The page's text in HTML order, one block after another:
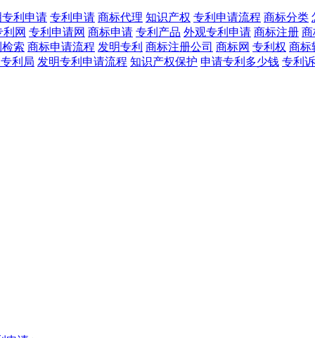
专利申请 专利申请 商标代理 知识产权 专利申请流程 商标分类
利网 专利申请网 商标申请 专利产品 外观专利申请 商标注册 商
索 商标申请流程 发明专利 商标注册公司 商标网 专利权 商标
利局 发明专利申请流程 知识产权保护 申请专利多少钱 专利